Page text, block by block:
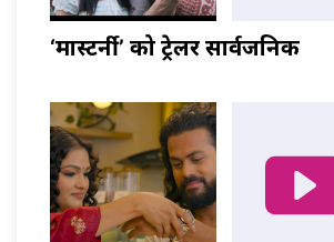
‘मास्टर्नी’ को ट्रेलर सार्वजनिक